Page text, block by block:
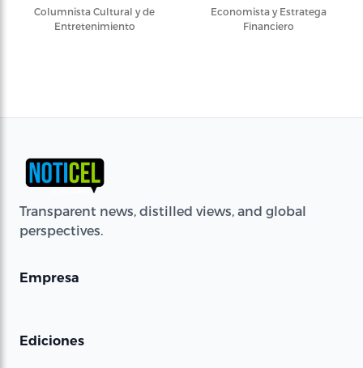
Columnista Cultural y de
Entretenimiento
Economista y Estratega
Financiero
Transparent news, distilled views, and global
perspectives.
Empresa
Ediciones